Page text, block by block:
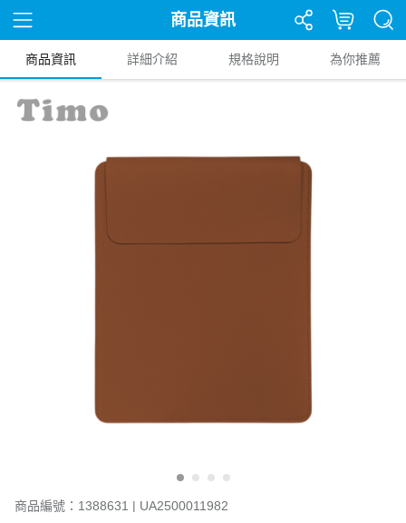
商品資訊
商品資訊 詳細介紹 規格說明 為你推薦
商品編號：1388631 | UA2500011982